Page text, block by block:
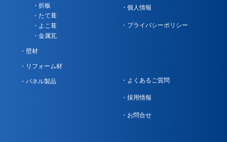
折板
たて葺
よこ葺
金属瓦
壁材
リフォーム材
パネル製品
個人情報
プライバシーポリシー
よくあるご質問
採用情報
お問合せ